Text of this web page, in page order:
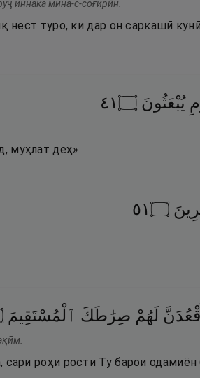
иннака мина-с-соғирӣн.
нест туро, ки дар он саркашӣ
يُبْعَثُونَ ۝١٤
муҳлат деҳ».
۝١٥
لَهُمْ صِرَٰطَكَ ٱلْمُسْتَقِيمَ
сари роҳи рости Ту барои